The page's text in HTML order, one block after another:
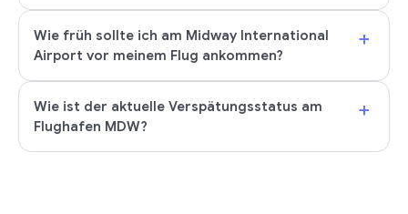
Wie früh sollte ich am Midway International
Airport vor meinem Flug ankommen?
+
Wie ist der aktuelle Verspätungsstatus am
Flughafen MDW?
+